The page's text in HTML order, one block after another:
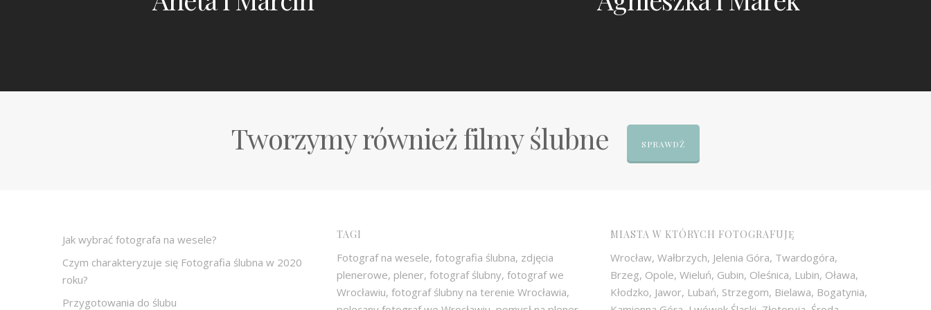
Tworzymy również filmy ślubne SPRAWDŹ
Jak wybrać fotografa na wesele?
Czym charakteryzuje się Fotografia ślubna w 2020
roku?
Przygotowania do ślubu
TAGI
Fotograf na wesele, fotografia ślubna, zdjęcia
plenerowe, plener, fotograf ślubny, fotograf we
Wrocławiu, fotograf ślubny na terenie Wrocławia,
MIASTA W KTÓRYCH FOTOGRAFUJĘ
Wrocław, Wałbrzych, Jelenia Góra, Twardogóra,
Brzeg, Opole, Wieluń, Gubin, Oleśnica, Lubin, Oława,
Kłodzko, Jawor, Lubań, Strzegom, Bielawa, Bogatynia,